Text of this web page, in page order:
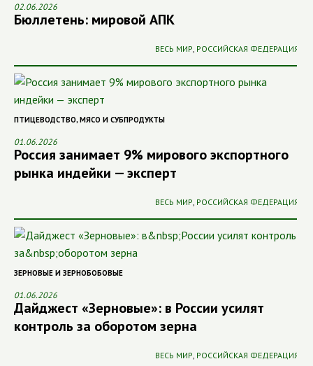
02.06.2026
Бюллетень: мировой АПК
ВЕСЬ МИР РОССИЙСКАЯ ФЕДЕРАЦИЯ
ПТИЦЕВОДСТВО, МЯСО И СУБПРОДУКТЫ
01.06.2026
Россия занимает 9% мирового экспортного
рынка индейки — эксперт
ВЕСЬ МИР РОССИЙСКАЯ ФЕДЕРАЦИЯ
ЗЕРНОВЫЕ И ЗЕРНОБОБОВЫЕ
01.06.2026
Дайджест «Зерновые»: в России усилят
контроль за оборотом зерна
ВЕСЬ МИР РОССИЙСКАЯ ФЕДЕРАЦИЯ